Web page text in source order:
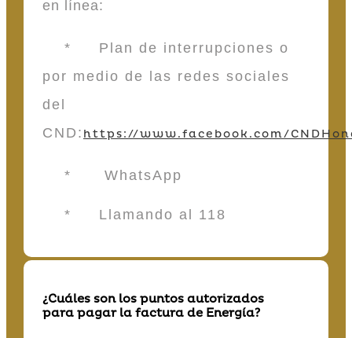
en línea:
* Plan de interrupciones o
por medio de las redes sociales
del
CND: https://www.facebook.com/
* WhatsApp
* Llamando al 118
¿Cuáles son los puntos autorizados
para pagar la factura de Energía?